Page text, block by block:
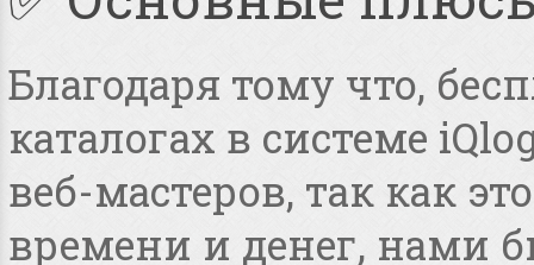
Благодаря тому что,
каталогах в системе
веб-мастеров, так как
времени и денег, нами